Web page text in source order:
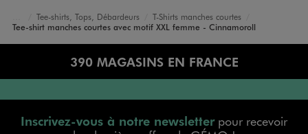
Accueil
Femme
Vêtements
Tee-shirts, Tops, Débardeurs
T-Shirts manches courtes
Tee-shirt manches courtes avec motif XXL femme - Cinnamoroll
390 MAGASINS EN FRANCE
Inscrivez-vous à notre newsletterpour recevoir